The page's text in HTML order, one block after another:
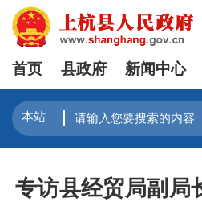
首页 县政府 新闻中心
专访县经贸局副局